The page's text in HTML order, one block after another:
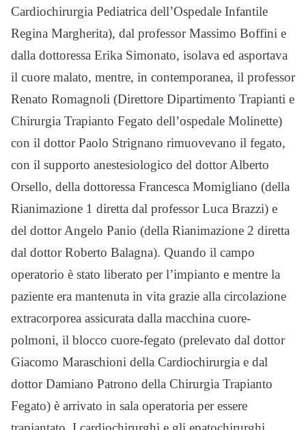
Cardiochirurgia Pediatrica dell’Ospedale Infantile
Regina Margherita), dal professor Massimo Boffini e
dalla dottoressa Erika Simonato, isolava ed asportava
il cuore malato, mentre, in contemporanea, il professor
Renato Romagnoli (Direttore Dipartimento Trapianti e
Chirurgia Trapianto Fegato dell’ospedale Molinette)
con il dottor Paolo Strignano rimuovevano il fegato,
con il supporto anestesiologico del dottor Alberto
Orsello, della dottoressa Francesca Momigliano (della
Rianimazione 1 diretta dal professor Luca Brazzi) e
del dottor Angelo Panio (della Rianimazione 2 diretta
dal dottor Roberto Balagna). Quando il campo
operatorio è stato liberato per l’impianto e mentre la
paziente era mantenuta in vita grazie alla circolazione
extracorporea assicurata dalla macchina cuore-
polmoni, il blocco cuore-fegato (prelevato dal dottor
Giacomo Maraschioni della Cardiochirurgia e dal
dottor Damiano Patrono della Chirurgia Trapianto
Fegato) è arrivato in sala operatoria per essere